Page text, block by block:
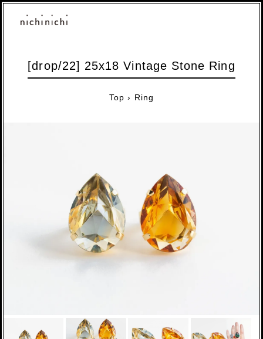
[drop/22] 25x18 Vintage Stone Ring
Top › Ring